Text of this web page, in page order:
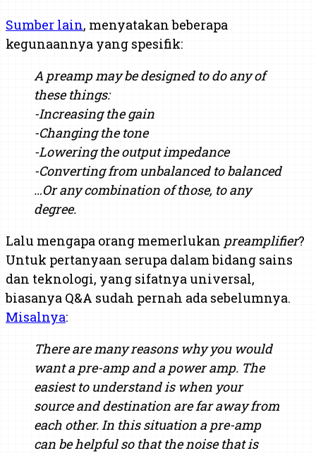
Sumber lain, menyatakan beberapa
kegunaannya yang spesifik:
A preamp may be designed to do any of
these things:
-Increasing the gain
-Changing the tone
-Lowering the output impedance
-Converting from unbalanced to balanced
…Or any combination of those, to any
degree.
Lalu mengapa orang memerlukan preamplifier?
Untuk pertanyaan serupa dalam bidang sains
dan teknologi, yang sifatnya universal,
biasanya Q&A sudah pernah ada sebelumnya.
Misalnya:
There are manyreasons why you would
want a pre-amp and a power amp. The
easiest to understand is when your
source and destination are far away from
each other. In this situation a pre-amp
can be helpful so that the noise that is